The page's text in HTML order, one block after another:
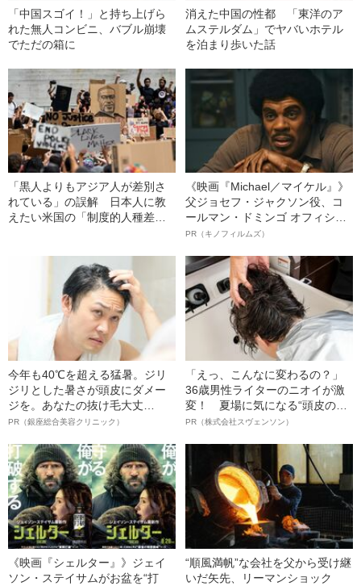
「中国スゴイ！」と持ち上げら
れた無人コンビニ、バブル崩壊
でただの箱に
消えた中国の性都 「東洋のア
ムステルダム」でヤバいホテル
を泊まり歩いた話
「黒人よりもアジア人が差別さ
れている」の誤解 日本人に教
えたい米国の「制度的人種差
《映画『Michael／マイケル』》
父ジョセフ・ジャクソン役、コ
ールマン・ドミンゴ オフィシャ
ルインタビュー“観客を魅了した
語る”《日本興収70億円突破》
PR（キノフィルムズ）
今年も40℃を超える猛暑。ジリ
ジリとした暑さが頭皮にダメー
ジを。あなたの抜け毛大丈
夫！？
PR（銀座総合美容クリニック）
「えっ、こんなに変わるの？」
36歳男性ライターのニオイが激
変！ 夏場に気になる“頭皮のニ
オイ”や“ベタつき”を解消す
ト”が生み出した徹底ケアとは
PR（株式会社スヴェンソン）
《映画『シェルター』》ジェイ
ソン・ステイサムがお盆を“打
“順風満帆”な会社を父から受け継
いだ矢先、リーマンショック